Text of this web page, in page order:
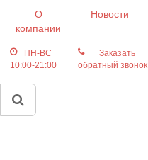
О
компании
Новости
ПН-ВС
10:00-21:00
Заказать
обратный звонок